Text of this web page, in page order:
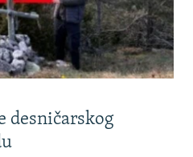
desničarskog